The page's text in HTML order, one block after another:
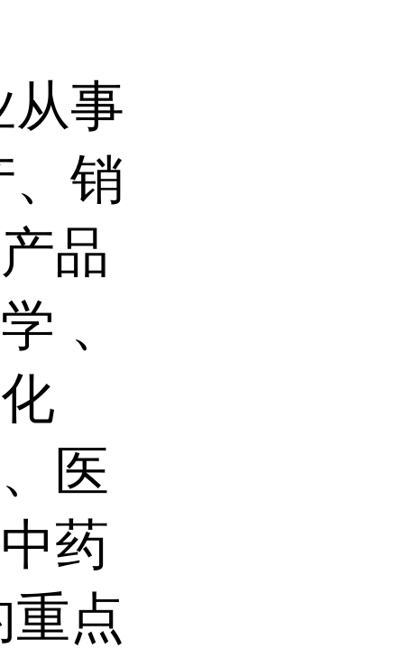
从事
、销
品
、
医
药
点